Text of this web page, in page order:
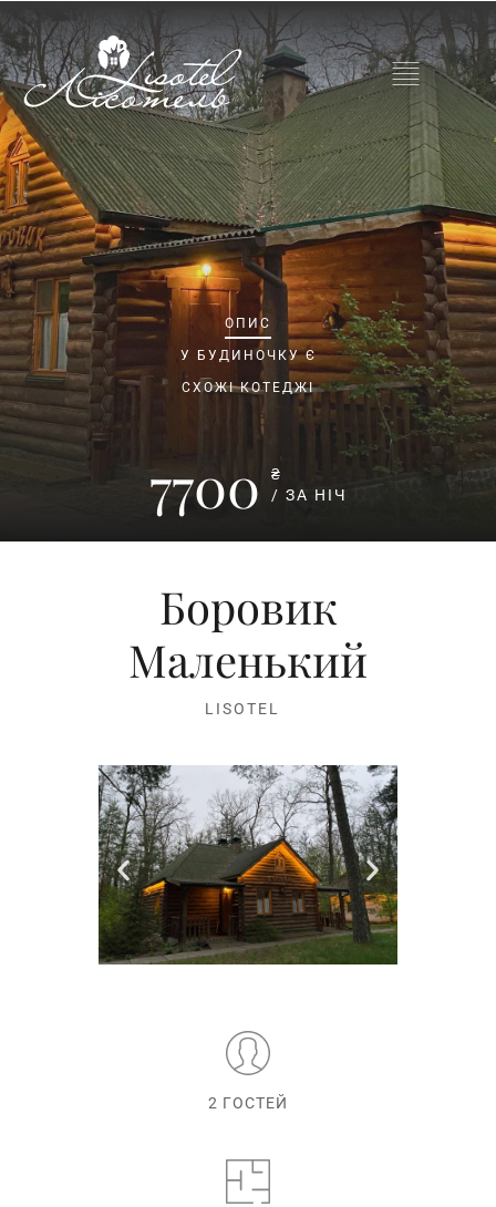
ОПИС
У БУДИНОЧКУ Є
СХОЖІ КОТЕДЖІ
7700
₴
/ ЗА НІЧ
Боровик
Маленький
LISOTEL
2 ГОСТЕЙ